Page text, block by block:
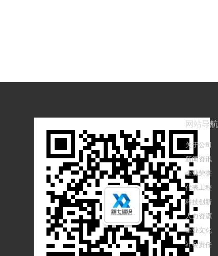
网站导航
关于公司
新闻资讯
企业荣誉
代表工程
科技创新
人力资源
企业文化
社会责任